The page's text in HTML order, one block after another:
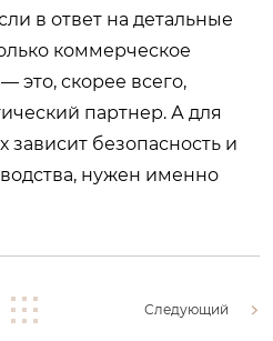
в ответ на детальные
коммерческое
это, скорее всего,
партнер. А для
зависит безопасность и
нужен именно
Следующий